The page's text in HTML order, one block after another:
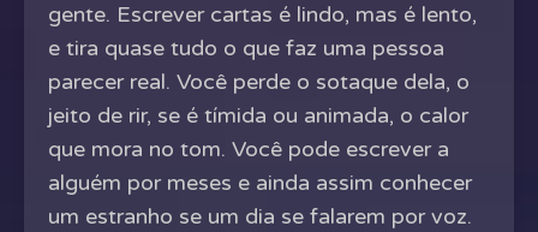
gente. Escrever cartas é lindo, mas é lento,
e tira quase tudo o que faz uma pessoa
parecer real. Você perde o sotaque dela, o
jeito de rir, se é tímida ou animada, o calor
que mora no tom. Você pode escrever a
alguém por meses e ainda assim conhecer
um estranho se um dia se falarem por voz.